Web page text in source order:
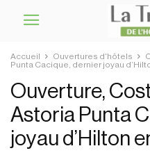
Accueil Ouvertures d'hôtels
Punta Cacique, dernier joyau
Ouverture,
Astoria Punta
joyau d’Hilton